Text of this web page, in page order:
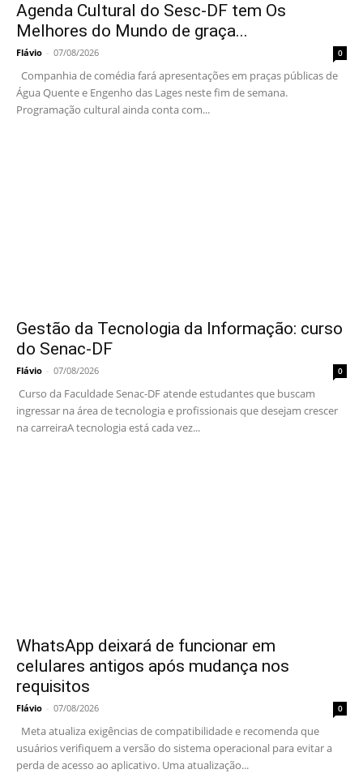
Agenda Cultural do Sesc-DF tem Os
Melhores do Mundo de graça...
Flávio - 07/08/2026 0
Companhia de comédia fará apresentações em praças públicas de
Água Quente e Engenho das Lages neste fim de semana.
Programação cultural ainda conta com...
Gestão da Tecnologia da Informação: curso
do Senac-DF
Flávio - 07/08/2026 0
Curso da Faculdade Senac-DF atende estudantes que buscam
ingressar na área de tecnologia e profissionais que desejam crescer
na carreiraA tecnologia está cada vez...
WhatsApp deixará de funcionar em
celulares antigos após mudança nos
requisitos
Flávio - 07/08/2026 0
Meta atualiza exigências de compatibilidade e recomenda que
usuários verifiquem a versão do sistema operacional para evitar a
perda de acesso ao aplicativo. Uma atualização...